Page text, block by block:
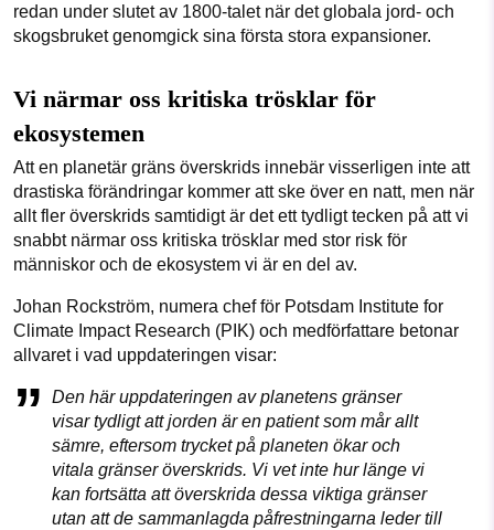
redan under slutet av 1800-talet när det globala jord- och
skogsbruket genomgick sina första stora expansioner.
Vi närmar oss kritiska trösklar för
ekosystemen
Att en planetär gräns överskrids innebär visserligen inte att
drastiska förändringar kommer att ske över en natt, men när
allt fler överskrids samtidigt är det ett tydligt tecken på att vi
snabbt närmar oss kritiska trösklar med stor risk för
människor och de ekosystem vi är en del av.
Johan Rockström, numera chef för Potsdam Institute for
Climate Impact Research (PIK) och medförfattare betonar
allvaret i vad uppdateringen visar:
Den här uppdateringen av planetens gränser
visar tydligt att jorden är en patient som mår allt
sämre, eftersom trycket på planeten ökar och
vitala gränser överskrids. Vi vet inte hur länge vi
kan fortsätta att överskrida dessa viktiga gränser
utan att de sammanlagda påfrestningarna leder till